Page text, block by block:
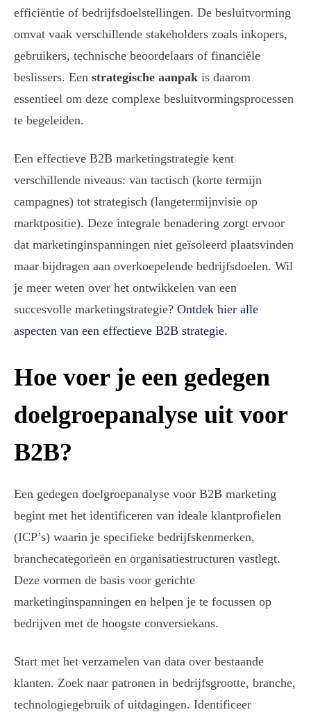
efficiëntie of bedrijfsdoelstellingen. De besluitvorming
omvat vaak verschillende stakeholders zoals inkopers,
gebruikers, technische beoordelaars of financiële
beslissers. Een strategische aanpak is daarom
essentieel om deze complexe besluitvormingsprocessen
te begeleiden.
Een effectieve B2B marketingstrategie kent
verschillende niveaus: van tactisch (korte termijn
campagnes) tot strategisch (langetermijnvisie op
marktpositie). Deze integrale benadering zorgt ervoor
dat marketinginspanningen niet geïsoleerd plaatsvinden
maar bijdragen aan overkoepelende bedrijfsdoelen. Wil
je meer weten over het ontwikkelen van een
succesvolle marketingstrategie? Ontdek hier alle
aspecten van een effectieve B2B strategie.
Hoe voer je een gedegen
doelgroepanalyse uit voor
B2B?
Een gedegen doelgroepanalyse voor B2B marketing
begint met het identificeren van ideale klantprofielen
(ICP’s) waarin je specifieke bedrijfskenmerken,
branchecategorieën en organisatiestructuren vastlegt.
Deze vormen de basis voor gerichte
marketinginspanningen en helpen je te focussen op
bedrijven met de hoogste conversiekans.
Start met het verzamelen van data over bestaande
klanten. Zoek naar patronen in bedrijfsgrootte, branche,
technologiegebruik of uitdagingen. Identificeer